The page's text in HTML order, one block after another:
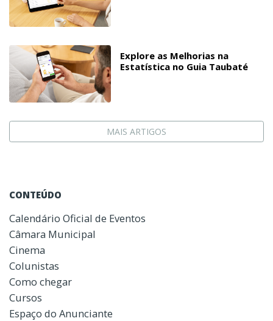
Explore as Melhorias na
Estatística no Guia Taubaté
MAIS ARTIGOS
CONTEÚDO
Calendário Oficial de Eventos
Câmara Municipal
Cinema
Colunistas
Como chegar
Cursos
Espaço do Anunciante